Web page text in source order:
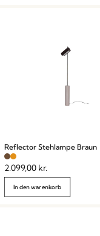
Reflector Stehlampe Braun
2.099,00 kr.
In den warenkorb